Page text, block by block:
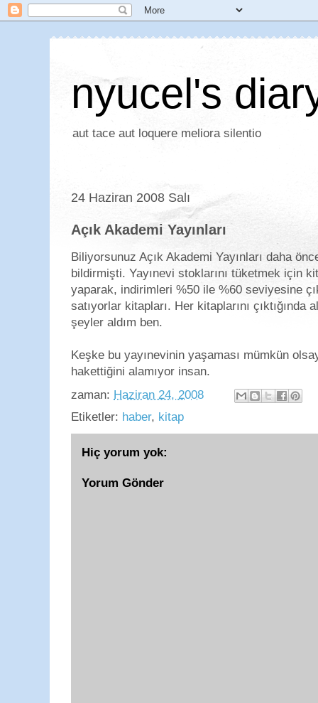
nyucel's
aut tace aut loquere meliora silentio
24 Haziran 2008 Salı
Açık Akademi Yayınları
Biliyorsunuz Açık Akademi Yayınları daha
bildirmişti. Yayınevi stoklarını tüketmek için
yaparak, indirimleri %50 ile %60 seviyesine
satıyorlar kitapları. Her kitaplarını çıktığında
şeyler aldım ben.
Keşke bu yayınevinin yaşaması mümkün
hakettiğini alamıyor insan.
zaman: Haziran 24, 2008
Etiketler: haber, kitap
Hiç yorum yok:
Yorum Gönder